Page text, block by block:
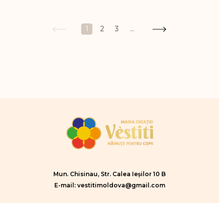
1 2 3 ...
Mun. Chisinau, Str. Calea Ieșilor 10 B
E-mail: vestitimoldova@gmail.com